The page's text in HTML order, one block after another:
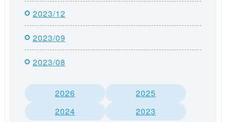
2023/12
2023/09
2023/08
2026
2025
2024
2023